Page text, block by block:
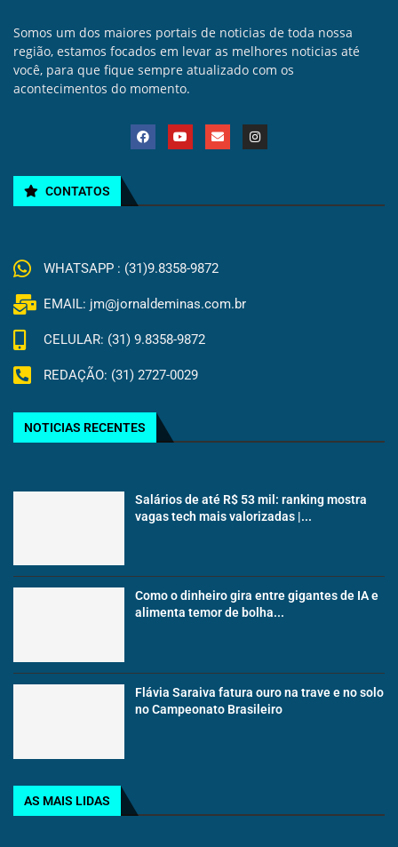
Somos um dos maiores portais de noticias de toda nossa
região, estamos focados em levar as melhores noticias até
você, para que fique sempre atualizado com os
acontecimentos do momento.
CONTATOS
WHATSAPP : (31)9.8358-9872
EMAIL: jm@jornaldeminas.com.br
CELULAR: (31) 9.8358-9872
REDAÇÃO: (31) 2727-0029
NOTICIAS RECENTES
Salários de até R$ 53 mil: ranking mostra
vagas tech mais valorizadas |...
Como o dinheiro gira entre gigantes de IA e
alimenta temor de bolha...
Flávia Saraiva fatura ouro na trave e no solo
no Campeonato Brasileiro
AS MAIS LIDAS